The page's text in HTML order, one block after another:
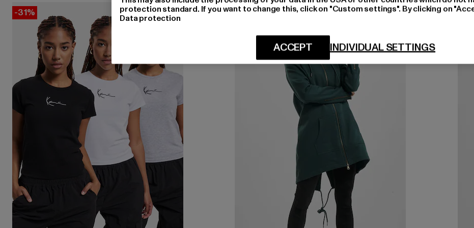
-31% NEU -18% -
protection standard. If you want to change this, click on "Custom settings". By clicking on
Data protection
INDIVIDUAL SETTINGS
ACCEPT